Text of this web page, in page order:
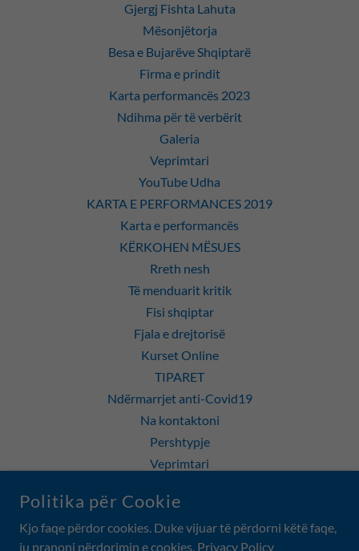
Gjergj Fishta Lahuta
Mësonjëtorja
Besa e Bujarëve Shqiptarë
Firma e prindit
Karta performancës 2023
Ndihma për të verbërit
Galeria
Veprimtari
YouTube Udha
KARTA E PERFORMANCES 2019
Karta e performancës
KËRKOHEN MËSUES
Rreth nesh
Të menduarit kritik
Fisi shqiptar
Fjala e drejtorisë
Kurset Online
TIPARET
Ndërmarrjet anti-Covid19
Na kontaktoni
Pershtypje
Veprimtari
Art Gallery Toronto
Politika për Cookie
Kjo faqe përdor cookies. Duke vijuar të përdorni këtë faqe,
ju pranoni përdorimin e cookies. Privacy Policy